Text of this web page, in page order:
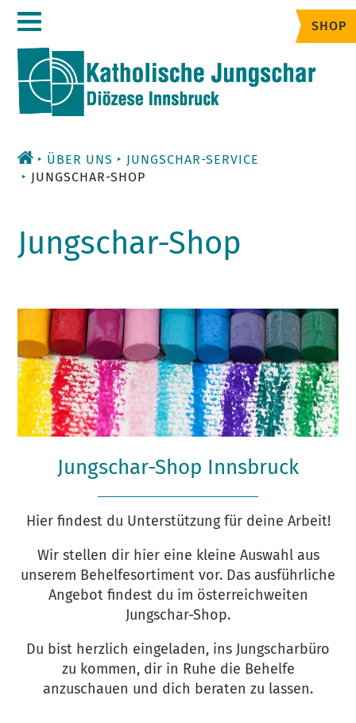
Zum
Inhalt
SHOP
ÜBER UNS
JUNGSCHAR-SERVICE
JUNGSCHAR-SHOP
Jungschar-Shop
Jungschar-Shop Innsbruck
Hier findest du Unterstützung für deine Arbeit!
Wir stellen dir hier eine kleine Auswahl aus
unserem Behelfesortiment vor. Das ausführliche
Angebot findest du im österreichweiten
Jungschar-Shop.
Du bist herzlich eingeladen, ins Jungscharbüro
zu kommen, dir in Ruhe die Behelfe
anzuschauen und dich beraten zu lassen.